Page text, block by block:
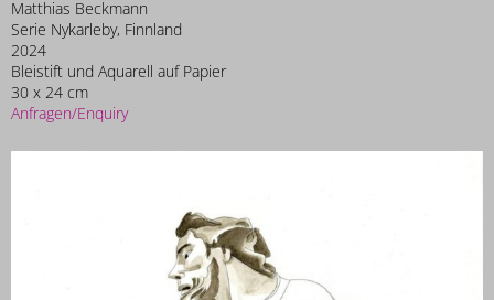
Matthias Beckmann
Serie Nykarleby, Finnland
2024
Bleistift und Aquarell auf Papier
30 x 24 cm
Anfragen/Enquiry